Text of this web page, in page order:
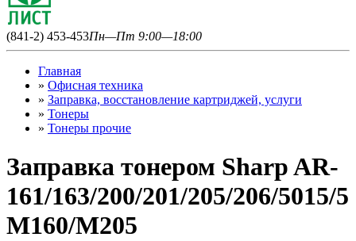
(841-2) 453-453Пн—Пт 9:00—18:00
Главная
» Офисная техника
» Заправка, восстановление картриджей, услуги
» Тонеры
» Тонеры прочие
Заправка тонером Sharp AR-
161/163/200/201/205/206/5015/
М160/М205